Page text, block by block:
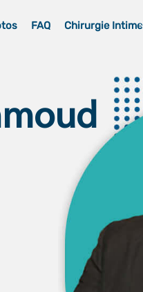
FAQ Chirurgie Intime